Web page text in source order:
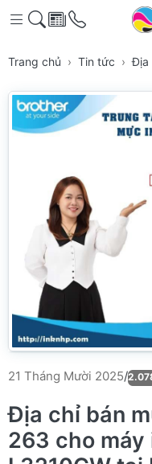
Trang chủ Tin tức Địa
21 Tháng Mười 2025/
Địa chỉ bán
263 cho máy